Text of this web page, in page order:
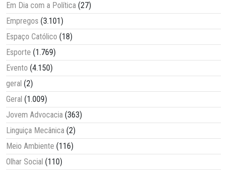
Em Dia com a Política (27)
Empregos (3.101)
Espaço Católico (18)
Esporte (1.769)
Evento (4.150)
geral (2)
Geral (1.009)
Jovem Advocacia (363)
Linguiça Mecânica (2)
Meio Ambiente (116)
Olhar Social (110)